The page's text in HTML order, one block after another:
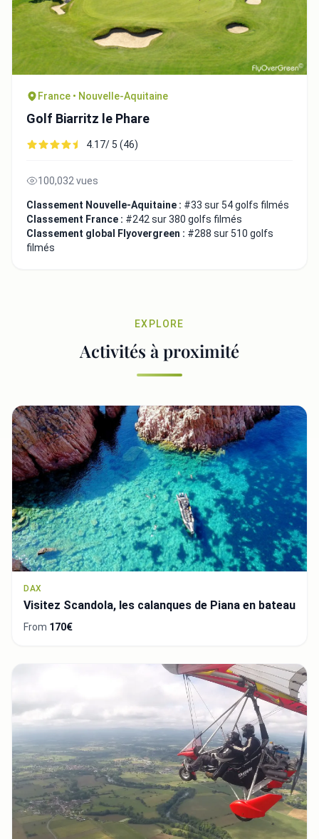
France • Nouvelle-Aquitaine
Golf Biarritz le Phare
4.17/ 5 (46)
100,032 vues
Classement Nouvelle-Aquitaine : #33 sur 54 golfs filmés
Classement France : #242 sur 380 golfs filmés
Classement global Flyovergreen : #288 sur 510 golfs
filmés
EXPLORE
Activités à proximité
DAX
Visitez Scandola, les calanques de Piana en bateau
From 170€